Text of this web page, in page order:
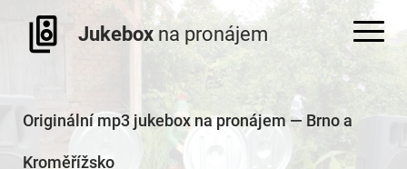
Jukebox na pronájem
Originální mp3 jukebox na pronájem — Brno a
Kroměřížsko